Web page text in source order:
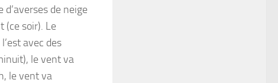
de neige
(ce soir). Le
avec des
le vent va
le vent va